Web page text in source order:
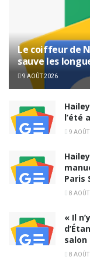
Le coiffeur de
sauve les
9 AOÛT 2026
l’été
9
Paris
8
« Il
salon
8